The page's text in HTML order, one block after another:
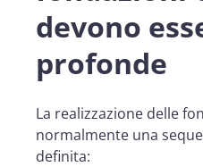
devono
profonde
La realizzazione delle
normalmente una
definita: